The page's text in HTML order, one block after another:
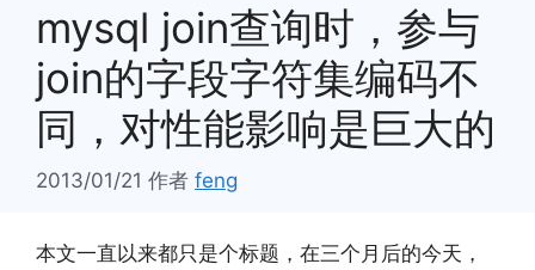
mysql join查询时，参与
join的字段字符集编码不
同，对性能影响是巨大的
2013/01/21 作者 feng
本文一直以来都只是个标题，在三个月后的今天，